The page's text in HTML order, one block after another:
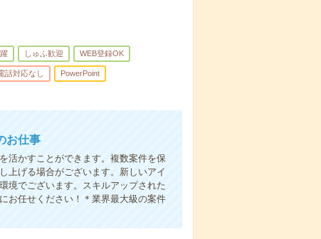
しゅふ歓迎 WEB登録OK
話対応なし PowerPoint
お仕事
活かすことができます。複数案件を保
上げる場合がございます。新しいアイ
境でございます。スキルアップされた
お任せください！＊業界最大級の案件